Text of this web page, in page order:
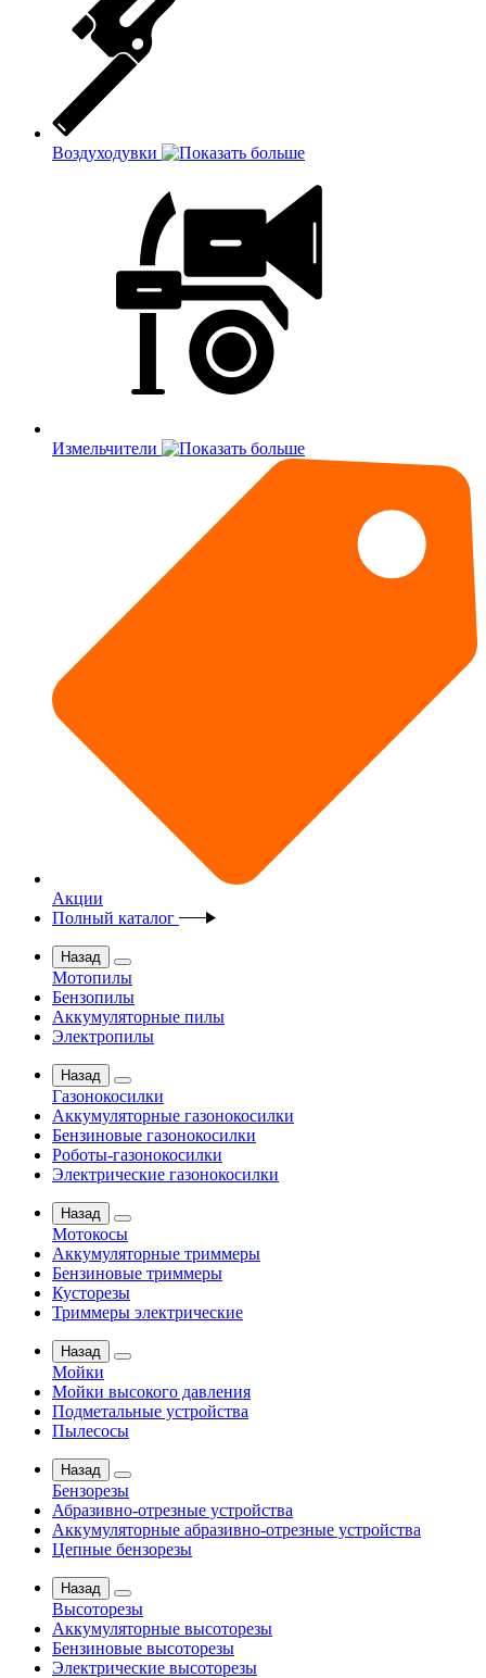
Воздуходувки
Измельчители
Акции
Полный каталог
Назад
Мотопилы
Бензопилы
Аккумуляторные пилы
Электропилы
Назад
Газонокосилки
Аккумуляторные газонокосилки
Бензиновые газонокосилки
Роботы-газонокосилки
Электрические газонокосилки
Назад
Мотокосы
Аккумуляторные триммеры
Бензиновые триммеры
Кусторезы
Триммеры электрические
Назад
Мойки
Мойки высокого давления
Подметальные устройства
Пылесосы
Назад
Бензорезы
Абразивно-отрезные устройства
Аккумуляторные абразивно-отрезные устройства
Цепные бензорезы
Назад
Высоторезы
Аккумуляторные высоторезы
Бензиновые высоторезы
Электрические высоторезы